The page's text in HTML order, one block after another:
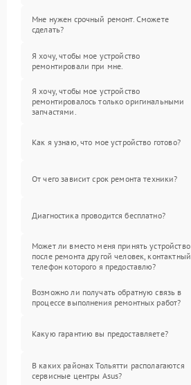
Мне нужен срочный ремонт. Сможете
сделать?
Я хочу, чтобы мое устройство
ремонтировали при мне.
Я хочу, чтобы мое устройство
ремонтировалось только оригинальными
запчастями.
Как я узнаю, что мое устройство готово?
От чего зависит срок ремонта техники?
Диагностика проводится бесплатно?
Может ли вместо меня принять устройство
после ремонта другой человек, контактный
телефон которого я предоставлю?
Возможно ли получать обратную связь в
процессе выполнения ремонтных работ?
Какую гарантию вы предоставляете?
В каких районах Тольятти располагаются
сервисные центры Asus?